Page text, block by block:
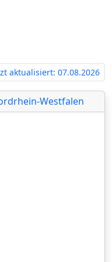
aktualisiert: 07.08.2026
Westfalen